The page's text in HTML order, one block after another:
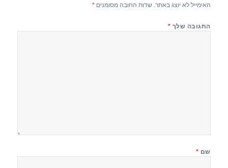
האימייל לא יוצג באתר. שדות החובה מסומנים*
התגובה שלך *
שם *